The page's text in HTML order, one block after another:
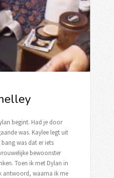
begint. Had je door
was. Kaylee legt uit
was dat er iets
bewoonster
Toen ik met Dylan in
antwoord, waarna ik me